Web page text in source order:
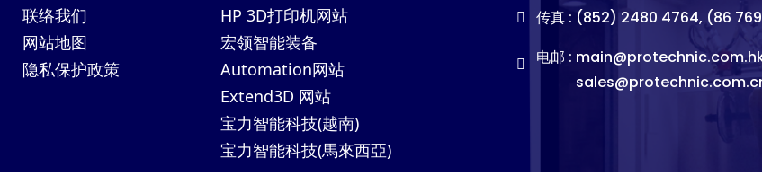
联络我们
网站地图
隐私保护政策
HP 3D打印机网站
宏领智能装备
Automation网站
Extend3D 网站
宝力智能科技(越南)
宝力智能科技(馬來西亞)
传真 : (852) 2480 4764, (86
电邮 :